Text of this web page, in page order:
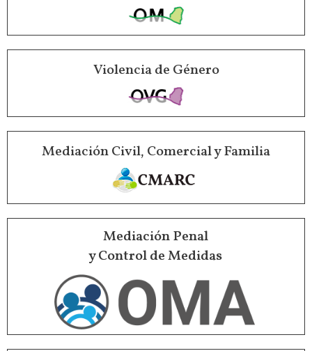
Violencia de Género
Mediación Civil, Comercial y Familia
Mediación Penal
y Control de Medidas